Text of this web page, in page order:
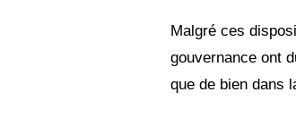
Malgré ces
gouvernance ont
que de bien dans